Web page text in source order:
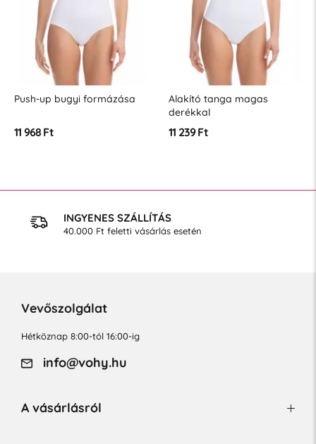
Push-up bugyi formázása
11 968 Ft
Alakító tanga magas
derékkal
11 239 Ft
INGYENES SZÁLLÍTÁS
40.000 Ft feletti vásárlás esetén
Vevőszolgálat
Hétköznap 8:00-tól 16:00-ig
info@vohy.hu
A vásárlásról